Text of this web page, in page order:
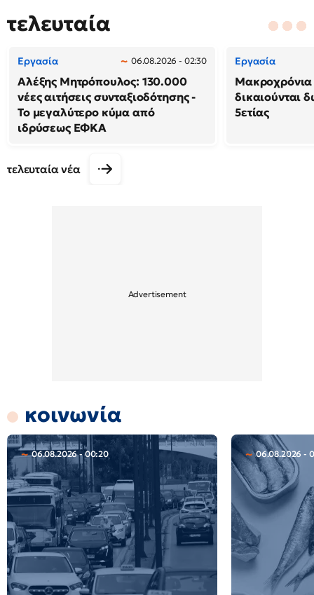
τελευταία
Εργασία 06.08.2026 - 02:30
Αλέξης Μητρόπουλος: 130.000
νέες αιτήσεις συνταξιοδότησης -
Το μεγαλύτερο κύμα από
ιδρύσεως ΕΦΚΑ
Εργασία
Μακροχρόνια
δικαιούνται
5ετίας
τελευταία νέα
κοινωνία
06.08.2026 - 00:20 06.08.2026 -